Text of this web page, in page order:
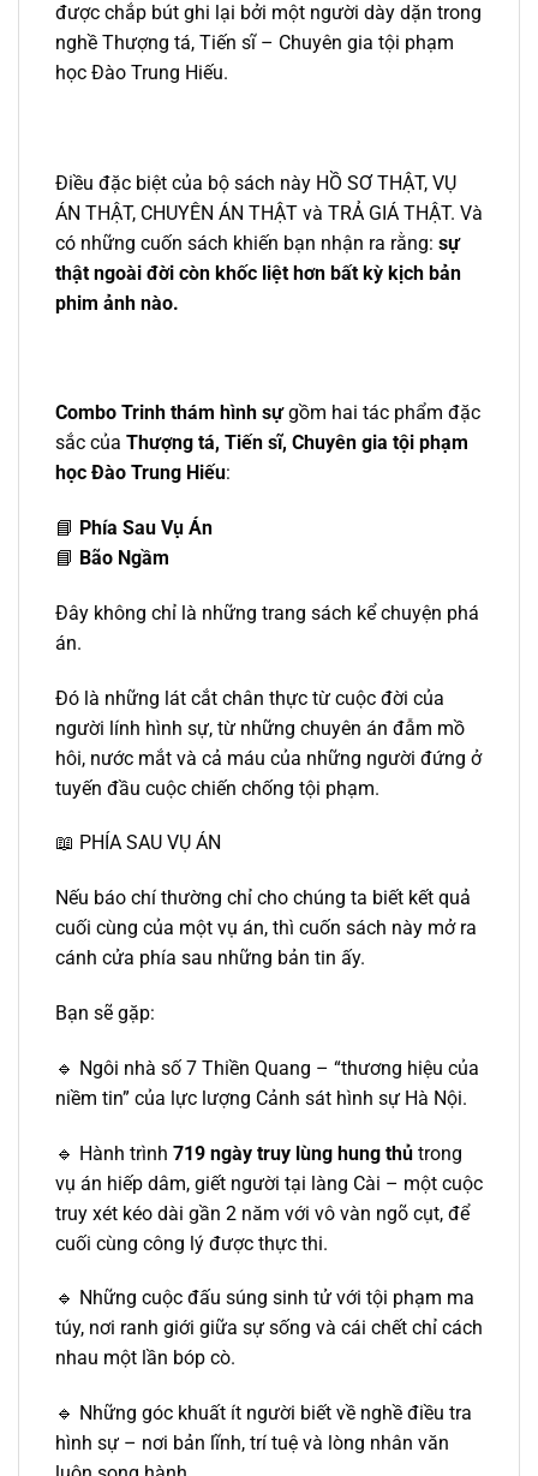
được chắp bút ghi lại bởi một người dày dặn trong
nghề Thượng tá, Tiến sĩ – Chuyên gia tội phạm
học Đào Trung Hiếu.
Điều đặc biệt của bộ sách này HỒ SƠ THẬT, VỤ
ÁN THẬT, CHUYÊN ÁN THẬT và TRẢ GIÁ THẬT. Và
có những cuốn sách khiến bạn nhận ra rằng: sự
thật ngoài đời còn khốc liệt hơn bất kỳ kịch bản
phim ảnh nào.
Combo Trinh thám hình sựgồm hai tác phẩm đặc
sắc của Thượng tá, Tiến sĩ, Chuyên gia tội phạm
học Đào Trung Hiếu:
📘 Phía Sau Vụ Án
📘 Bão Ngầm
Đây không chỉ là những trang sách kể chuyện phá
án.
Đó là những lát cắt chân thực từ cuộc đời của
người lính hình sự, từ những chuyên án đẫm mồ
hôi, nước mắt và cả máu của những người đứng ở
tuyến đầu cuộc chiến chống tội phạm.
📖 PHÍA SAU VỤ ÁN
Nếu báo chí thường chỉ cho chúng ta biết kết quả
cuối cùng của một vụ án, thì cuốn sách này mở ra
cánh cửa phía sau những bản tin ấy.
Bạn sẽ gặp:
🔹 Ngôi nhà số 7 Thiền Quang – “thương hiệu của
niềm tin” của lực lượng Cảnh sát hình sự Hà Nội.
🔹 Hành trình 719 ngày truy lùng hung thủ trong
vụ án hiếp dâm, giết người tại làng Cài – một cuộc
truy xét kéo dài gần 2 năm với vô vàn ngõ cụt, để
cuối cùng công lý được thực thi.
🔹 Những cuộc đấu súng sinh tử với tội phạm ma
túy, nơi ranh giới giữa sự sống và cái chết chỉ cách
nhau một lần bóp cò.
🔹 Những góc khuất ít người biết về nghề điều tra
hình sự – nơi bản lĩnh, trí tuệ và lòng nhân văn